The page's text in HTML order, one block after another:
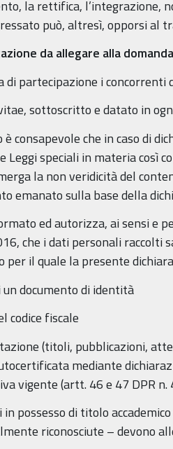
la rettifica, l’integrazione,
può, altresì, opporsi
da allegare alla
di partecipazione i concorrenti
sottoscritto e datato in
consapevole che in caso di
Leggi speciali in materia così
la non veridicità del
emanato sulla base della
ed autorizza, ai sensi e
che i dati personali
per il quale la presente
documento di identità
codice fiscale
(titoli, pubblicazioni,
mediante
vigente (artt. 46 e 47 DPR
possesso di titolo
riconosciute – devono